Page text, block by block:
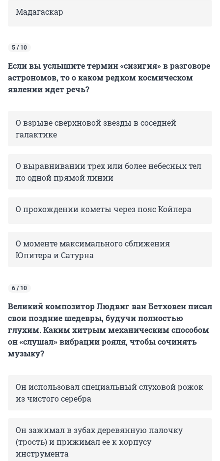
Мадагаскар
5 / 10
Если вы услышите термин «сизигия» в разговоре
астрономов, то о каком редком космическом
явлении идет речь?
О взрыве сверхновой звезды в соседней
галактике
О выравнивании трех или более небесных тел
по одной прямой линии
О прохождении кометы через пояс Койпера
О моменте максимального сближения
Юпитера и Сатурна
6 / 10
Великий композитор Людвиг ван Бетховен писал
свои поздние шедевры, будучи полностью
глухим. Каким хитрым механическим способом
он «слушал» вибрации рояля, чтобы сочинять
музыку?
Он использовал специальный слуховой рожок
из чистого серебра
Он зажимал в зубах деревянную палочку
(трость) и прижимал ее к корпусу
инструмента